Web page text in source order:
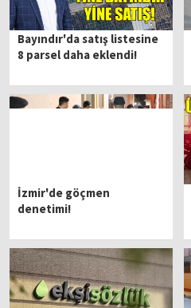
Bayındır'da satış listesine
8 parsel daha eklendi!
İzmir'de göçmen
denetimi!